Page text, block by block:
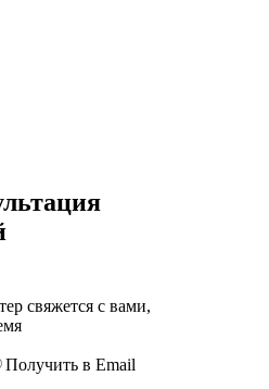
свяжется с вами,
Получить в Email